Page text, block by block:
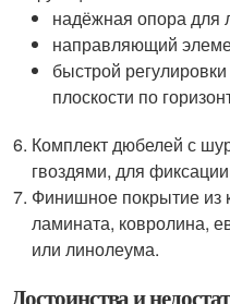
надёжная опора для
направляющий
быстрой
плоскости по
Комплект дюбелей с
гвоздями, для
Финишное покрытие из
ламината, ковролина,
или линолеума.
Достоинства и